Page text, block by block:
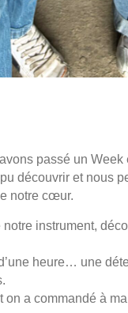
passé un
découvrir et nous
notre cœur.
instrument,
heure… une
on a commandé à